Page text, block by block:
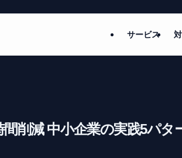
サービス
削減 中小企業の実践5パタ